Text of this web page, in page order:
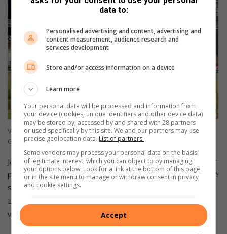
Volkies se eerste krieketspan is Classic Clash wenners. Hul het
Gimmies op Dinsdag, 19 Mei geklop.
Jacobs het die wedstryd gedraai toe hy vir Botha been voor
paaltjie betrap het en met die volgende bal vir Henré Cronjé
skoongeboul het. Venter het ook in die vorige boulbeurt van
Bennet Keet 15 (16 balle) ontslae geraak en sodoende die
vennootskap van 54 lopies tussen hom en Botha verbreek.
data to:
Personalised advertising and content, advertising and
content measurement, audience research and
services development
Store and/or access information on a device
Learn more
Your personal data will be processed and information from
your device (cookies, unique identifiers and other device data)
may be stored by, accessed by and shared with 28 partners
or used specifically by this site. We and our partners may use
precise geolocation data. List of partners.
Some vendors may process your personal data on the basis
of legitimate interest, which you can object to by managing
your options below. Look for a link at the bottom of this page
or in the site menu to manage or withdraw consent in privacy
and cookie settings.
Accept